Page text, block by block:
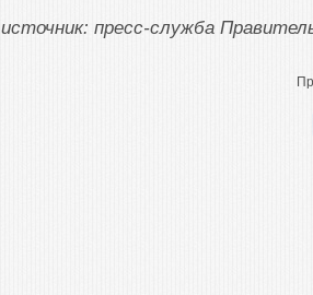
источник: пресс-служба